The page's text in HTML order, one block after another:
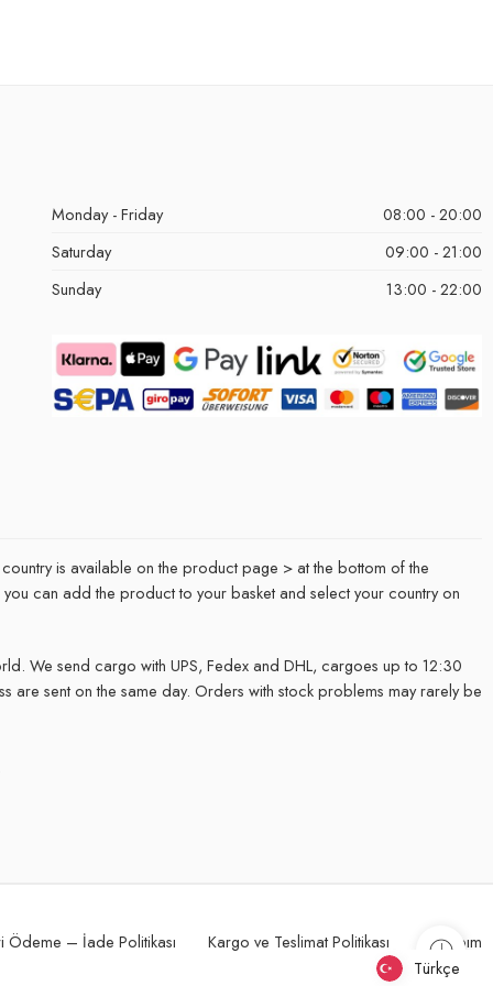
Monday - Friday
08:00 - 20:00
Saturday
09:00 - 21:00
Sunday
13:00 - 22:00
is available on the product page > at the bottom of the
can add the product to your basket and select your country on
We send cargo with UPS, Fedex and DHL, cargoes up to 12:30
are sent on the same day. Orders with stock problems may rarely be
Ödeme – İade Politikası Kargo ve Teslimat Politikası
Hesabım
Türkçe
Türkçe